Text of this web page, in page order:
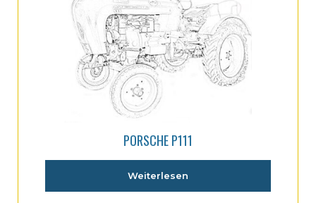
PORSCHE P111
Weiterlesen